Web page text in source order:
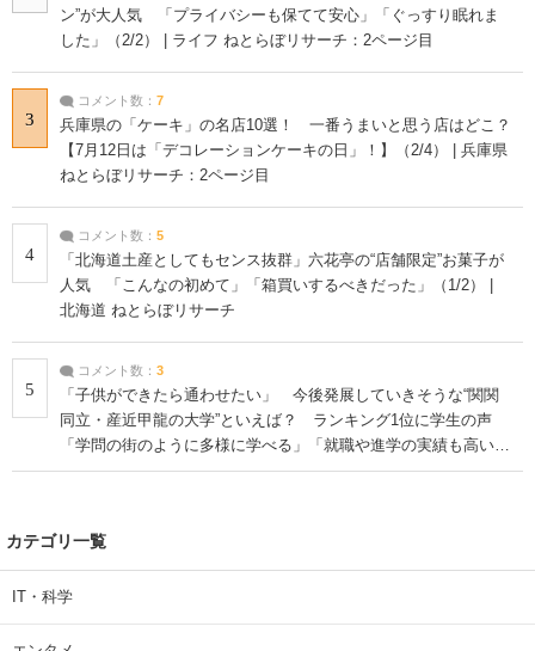
ン”が大人気 「プライバシーも保てて安心」「ぐっすり眠れま
した」（2/2） | ライフ ねとらぼリサーチ：2ページ目
3
コメント数： 7
兵庫県の「ケーキ」の名店10選！ 一番うまいと思う店はどこ？
【7月12日は「デコレーションケーキの日」！】（2/4） | 兵庫県
ねとらぼリサーチ：2ページ目
4
コメント数： 5
「北海道土産としてもセンス抜群」六花亭の“店舗限定”お菓子が
人気 「こんなの初めて」「箱買いするべきだった」（1/2） |
北海道 ねとらぼリサーチ
5
コメント数： 3
「子供ができたら通わせたい」 今後発展していきそうな“関関
同立・産近甲龍の大学”といえば？ ランキング1位に学生の声
「学問の街のように多様に学べる」「就職や進学の実績も高い」
| 大学 ねとらぼリサーチ
カテゴリ一覧
IT・科学